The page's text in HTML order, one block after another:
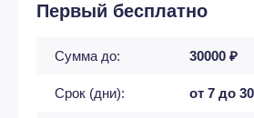
Первый бесплатно
Сумма до: 30000 ₽
Срок (дни): от 7 до